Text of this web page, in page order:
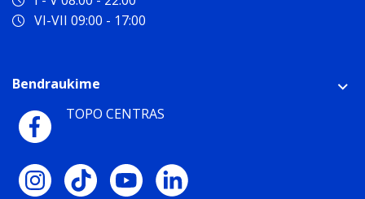
VI-VII 09:00 - 17:00
Bendraukime
TOPO CENTRAS